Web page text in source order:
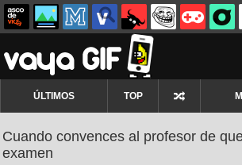
ÚLTIMOS TOP
Cuando convences al profesor de
examen